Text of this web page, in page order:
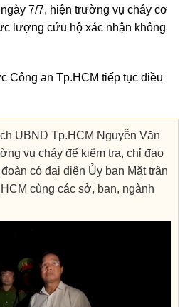
7/7, hiện trường vụ cháy cơ
lượng cứu hộ xác nhận không
Công an Tp.HCM tiếp tục điều
UBND Tp.HCM Nguyễn Văn
vụ cháy để kiểm tra, chỉ đạo
có đại diện Ủy ban Mặt trận
cùng các sở, ban, ngành